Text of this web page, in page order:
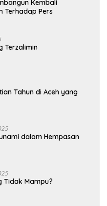
Kembali
Terhadap Pers
Terzalimin
Tahun di Aceh yang
dalam Hempasan
Tidak Mampu?